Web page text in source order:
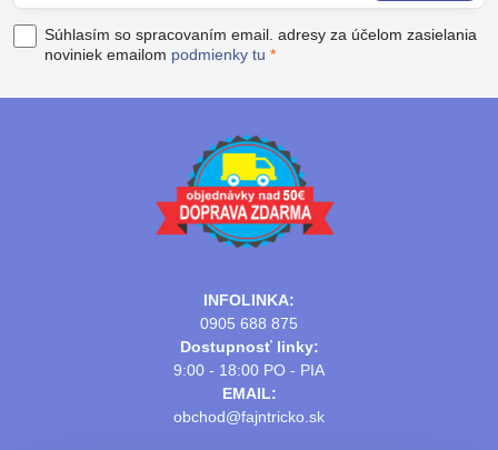
Súhlasím so spracovaním email. adresy za účelom zasielania
noviniek emailom podmienky tu *
INFOLINKA:
0905 688 875
Dostupnosť linky:
9:00 - 18:00 PO - PIA
EMAIL:
obchod@fajntricko.sk